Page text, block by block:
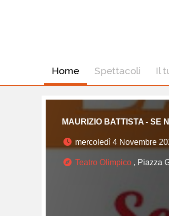
Home Spettacoli Il
MAURIZIO BATTISTA - SE
mercoledì 4 Novembre
Teatro Olimpico , Piazza